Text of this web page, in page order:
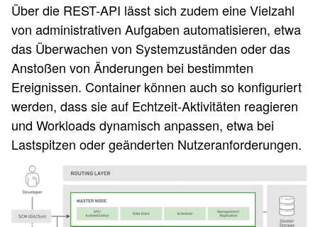
Über die REST-API lässt sich zudem eine Vielzahl
von administrativen Aufgaben automatisieren, etwa
das Überwachen von Systemzuständen oder das
Anstoßen von Änderungen bei bestimmten
Ereignissen. Container können auch so konfiguriert
werden, dass sie auf Echtzeit-Aktivitäten reagieren
und Workloads dynamisch anpassen, etwa bei
Lastspitzen oder geänderten Nutzeranforderungen.